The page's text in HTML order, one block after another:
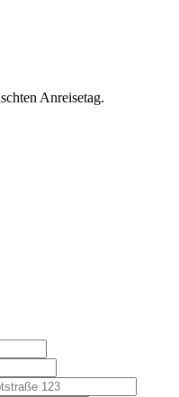
Anreisetag.